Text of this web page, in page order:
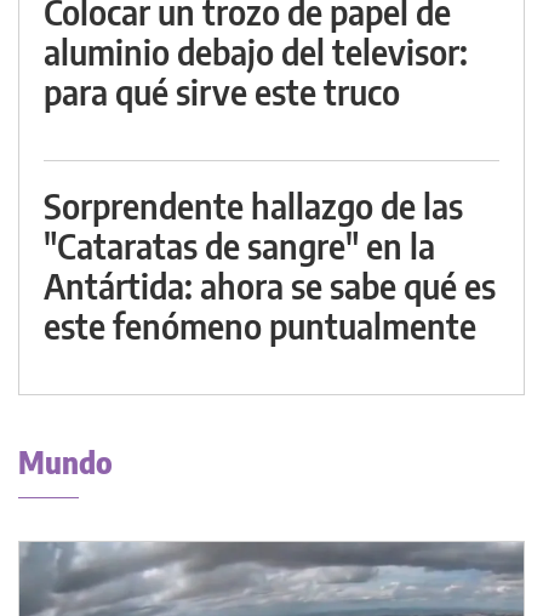
Colocar un trozo de papel de
aluminio debajo del televisor:
para qué sirve este truco
Sorprendente hallazgo de las
"Cataratas de sangre" en la
Antártida: ahora se sabe qué es
este fenómeno puntualmente
Mundo